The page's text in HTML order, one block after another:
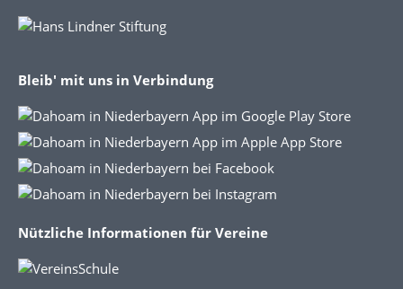
Bleib' mit uns in Verbindung
Nützliche Informationen für Vereine